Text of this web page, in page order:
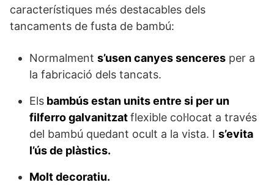
característiques més destacables dels
tancaments de fusta de bambú:
Normalment s’usen canyes senceres per a
la fabricació dels tancats.
Els bambús estan units entre si per un
filferro galvanitzatflexible col·locat a través
del bambú quedant ocult a la vista. I s’evita
l’ús de plàstics.
Molt decoratiu.